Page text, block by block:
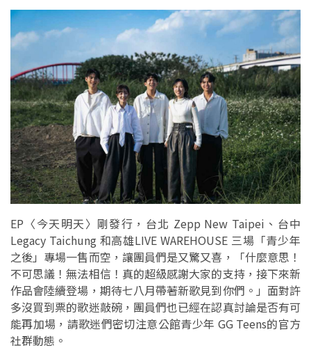
EP〈今天明天〉剛發行，台北 Zepp New Taipei、台中
Legacy Taichung 和高雄LIVE WAREHOUSE 三場「青少年
之後」專場一售而空，讓團員們是又驚又喜，「什麼意思！
不可思議！無法相信！真的超級感謝大家的支持，接下來新
作品會陸續登場，期待七八月帶著新歌見到你們。」面對許
多沒買到票的歌迷敲碗，團員們也已經在認真討論是否有可
能再加場，請歌迷們密切注意公館青少年 GG Teens的官方
社群動態。